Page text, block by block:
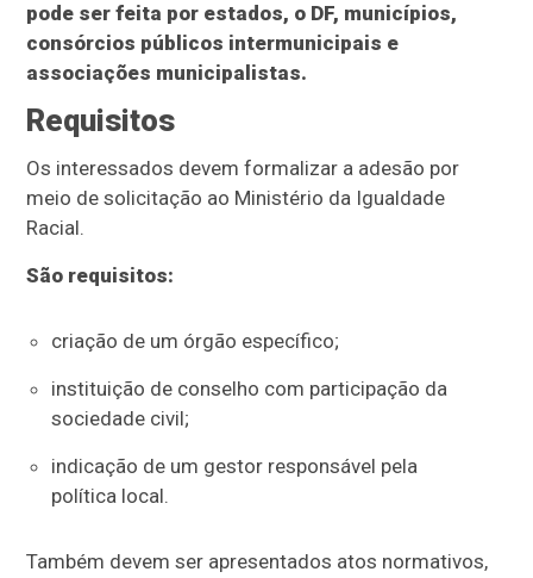
pode ser feita por estados, o DF, municípios,
consórcios públicos intermunicipais e
associações municipalistas.
Requisitos
Os interessados devem formalizar a adesão por
meio de solicitação ao Ministério da Igualdade
Racial.
São requisitos:
criação de um órgão específico;
instituição de conselho com participação da
sociedade civil;
indicação de um gestor responsável pela
política local.
Também devem ser apresentados atos normativos,